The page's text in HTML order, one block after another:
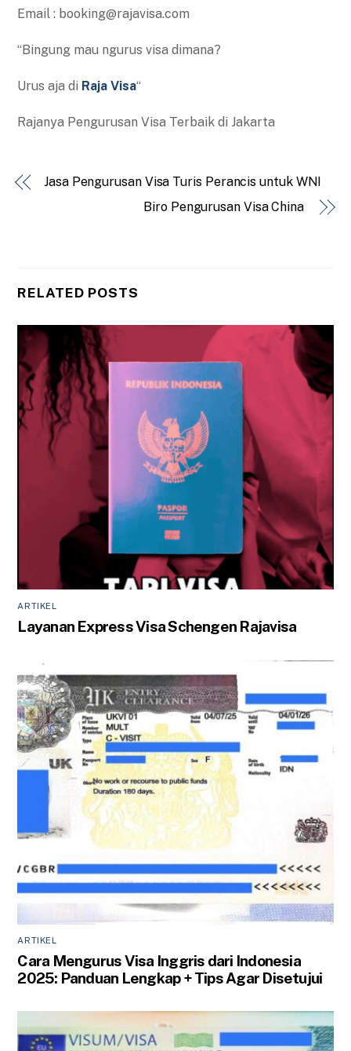
Email : booking@rajavisa.com
“Bingung mau ngurus visa dimana?
Urus aja di Raja Visa“
Rajanya Pengurusan Visa Terbaik di Jakarta
Jasa Pengurusan Visa Turis Perancis untuk WNI
Biro Pengurusan Visa China
RELATED POSTS
ARTIKEL
Layanan Express Visa Schengen Rajavisa
ARTIKEL
Cara Mengurus Visa Inggris dari Indonesia
2025: Panduan Lengkap + Tips Agar Disetujui